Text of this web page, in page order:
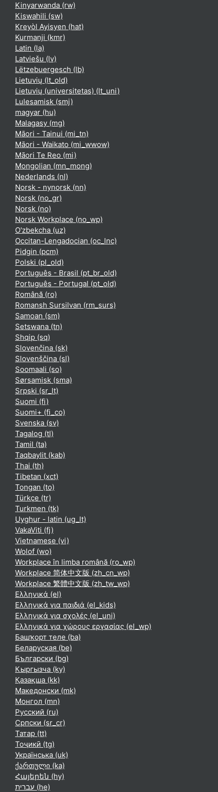
Kinyarwanda ‎(rw)‎
Kiswahili ‎(sw)‎
Kreyòl Ayisyen ‎(hat)‎
Kurmanji ‎(kmr)‎
Latin ‎(la)‎
Latviešu ‎(lv)‎
Lëtzebuergesch ‎(lb)‎
Lietuvių ‎(lt_old)‎
Lietuvių (universitetas) ‎(lt_uni)‎
Lulesamisk ‎(smj)‎
magyar ‎(hu)‎
Malagasy ‎(mg)‎
Māori - Tainui ‎(mi_tn)‎
Māori - Waikato ‎(mi_wwow)‎
Māori Te Reo ‎(mi)‎
Mongolian ‎(mn_mong)‎
Nederlands ‎(nl)‎
Norsk - nynorsk ‎(nn)‎
Norsk ‎(no_gr)‎
Norsk ‎(no)‎
Norsk Workplace ‎(no_wp)‎
O'zbekcha ‎(uz)‎
Occitan-Lengadocian ‎(oc_lnc)‎
Pidgin ‎(pcm)‎
Polski ‎(pl_old)‎
Português - Brasil ‎(pt_br_old)‎
Português - Portugal ‎(pt_old)‎
Română ‎(ro)‎
Romansh Sursilvan ‎(rm_surs)‎
Samoan ‎(sm)‎
Setswana ‎(tn)‎
Shqip ‎(sq)‎
Slovenčina ‎(sk)‎
Slovenščina ‎(sl)‎
Soomaali ‎(so)‎
Sørsamisk ‎(sma)‎
Srpski ‎(sr_lt)‎
Suomi ‎(fi)‎
Suomi+ ‎(fi_co)‎
Svenska ‎(sv)‎
Tagalog ‎(tl)‎
Tamil ‎(ta)‎
Taqbaylit ‎(kab)‎
Thai ‎(th)‎
Tibetan ‎(xct)‎
Tongan ‎(to)‎
Türkçe ‎(tr)‎
Turkmen ‎(tk)‎
Uyghur - latin ‎(ug_lt)‎
VakaViti ‎(fj)‎
Vietnamese ‎(vi)‎
Wolof ‎(wo)‎
Workplace în limba română ‎(ro_wp)‎
Workplace 简体中文版 ‎(zh_cn_wp)‎
Workplace 繁體中文版 ‎(zh_tw_wp)‎
Ελληνικά ‎(el)‎
Ελληνικά για παιδιά ‎(el_kids)‎
Ελληνικά για σχολές ‎(el_uni)‎
Ελληνικά για χώρους εργασίας ‎(el_wp)‎
Башҡорт теле ‎(ba)‎
Беларуская ‎(be)‎
Български ‎(bg)‎
Кыргызча ‎(ky)‎
Қазақша ‎(kk)‎
Македонски ‎(mk)‎
Монгол ‎(mn)‎
Русский ‎(ru)‎
Српски ‎(sr_cr)‎
Татар ‎(tt)‎
Тоҷикӣ ‎(tg)‎
Українська ‎(uk)‎
ქართული ‎(ka)‎
Հայերեն ‎(hy)‎
עברית ‎(he)‎